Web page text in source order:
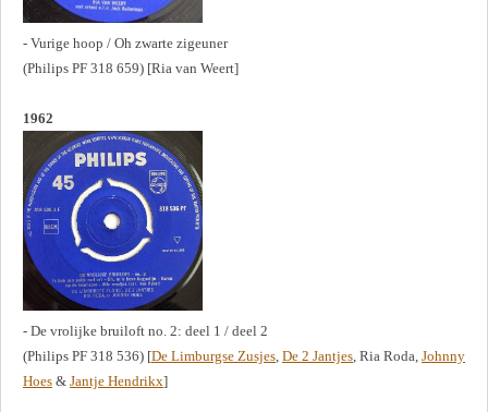
- Vurige hoop / Oh zwarte zigeuner
(Philips PF 318 659) [Ria van Weert]
1962
- De vrolijke bruiloft no. 2: deel 1 / deel 2
(Philips PF 318 536) [De Limburgse Zusjes, De 2 Jantjes, Ria Roda, Johnny
Hoes & Jantje Hendrikx]